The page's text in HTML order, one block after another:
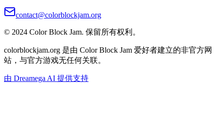
contact@colorblockjam.org
© 2024 Color Block Jam. 保留所有权利。
colorblockjam.org 是由 Color Block Jam 爱好者建立的非官方网
站，与官方游戏无任何关联。
由 Dreamega AI 提供支持